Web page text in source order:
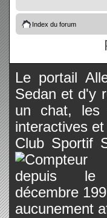
Index du forum
Le portail
Sedan et d'y
un chat, les
interactives
Club Sportif
aucunement